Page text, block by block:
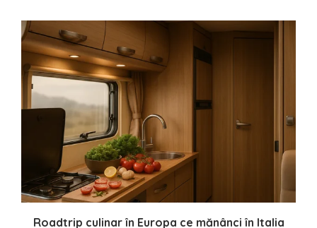
Roadtrip culinar în Europa ce mănânci în Italia